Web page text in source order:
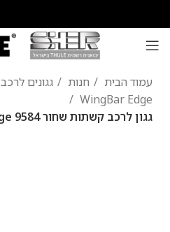
עמוד הבית חנות גגונים לרכב
WingBar Edge
גגון לרכב קשתות שחור WingBarEdge 9584